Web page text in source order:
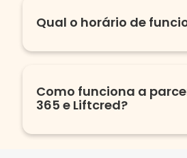
Qual o horário de
Como funciona a
365 e Liftcred?